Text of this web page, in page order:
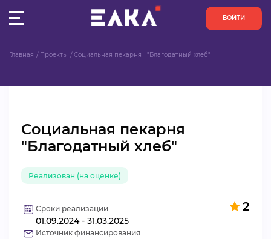
ВОЙТИ
ОРГАНИЗАЦИИ
АНАЛИТИКА
Главная Проекты Социальная пекарня   "Благодатный хлеб"
Социальная пекарня
"Благодатный хлеб"
Реализован (на оценке)
2
Сроки реализации
01.09.2024 - 31.03.2025
Источник финансирования